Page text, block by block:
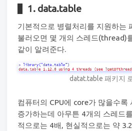
1. data.table
기본적으로 병렬처리를 지원하는
불러오면 몇 개의 스레드(thread)
같이 알려준다.
datat.table 패키지
컴퓨터의 CPU에 core가 많을수록
증가하는데 아무튼 4개의 스레드
적으로는 4배, 현실적으로는 약